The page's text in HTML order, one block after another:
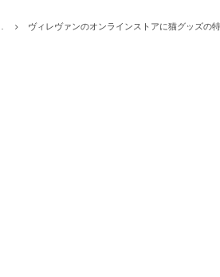
ヴィレヴァンのオンラインストアに猫グッズの